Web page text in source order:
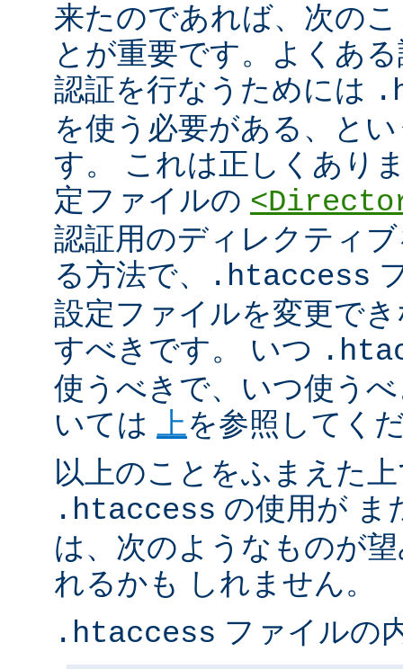
来たのであれば、次の
とが重要です。よくあ
認証を行なうためには
を使う必要がある、と
す。 これは正しくあり
定ファイルの
認証用のディレクティ
る方法で、
.htaccess
設定ファイルを変更で
すべきです。 いつ
使うべきで、いつ使う
いては
上 を参照してく
以上のことをふまえた
.htaccess の使用が ま
は、次のようなものが
れるかも しれません。
.htaccess ファイルの